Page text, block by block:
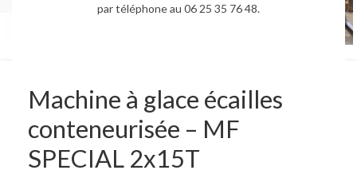
par téléphone au 06 25 35 76 48.
Machine à glace écailles
conteneurisée – MF
SPECIAL 2x15T